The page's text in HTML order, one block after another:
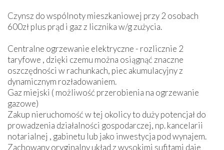
Czynsz do wspólnoty mieszkaniowej przy 2 osobach
600zł plus prąd i gaz z licznika w/g zużycia.
Centralne ogrzewanie elektryczne - rozlicznie 2
taryfowe , dzięki czemu można osiągnąć znaczne
oszczędności w rachunkach, piec akumulacyjny z
dynamicznym rozładowaniem.
Gaz miejski ( możliwość przerobienia na ogrzewanie
gazowe)
Zakup nieruchomość w tej okolicy to duży potencjał do
prowadzenia działalności gospodarczej, np. kancelarii
notarialnej , gabinetu lub jako inwestycja pod wynajem.
Zachowany oryginalny układ z wysokimi sufitami daje